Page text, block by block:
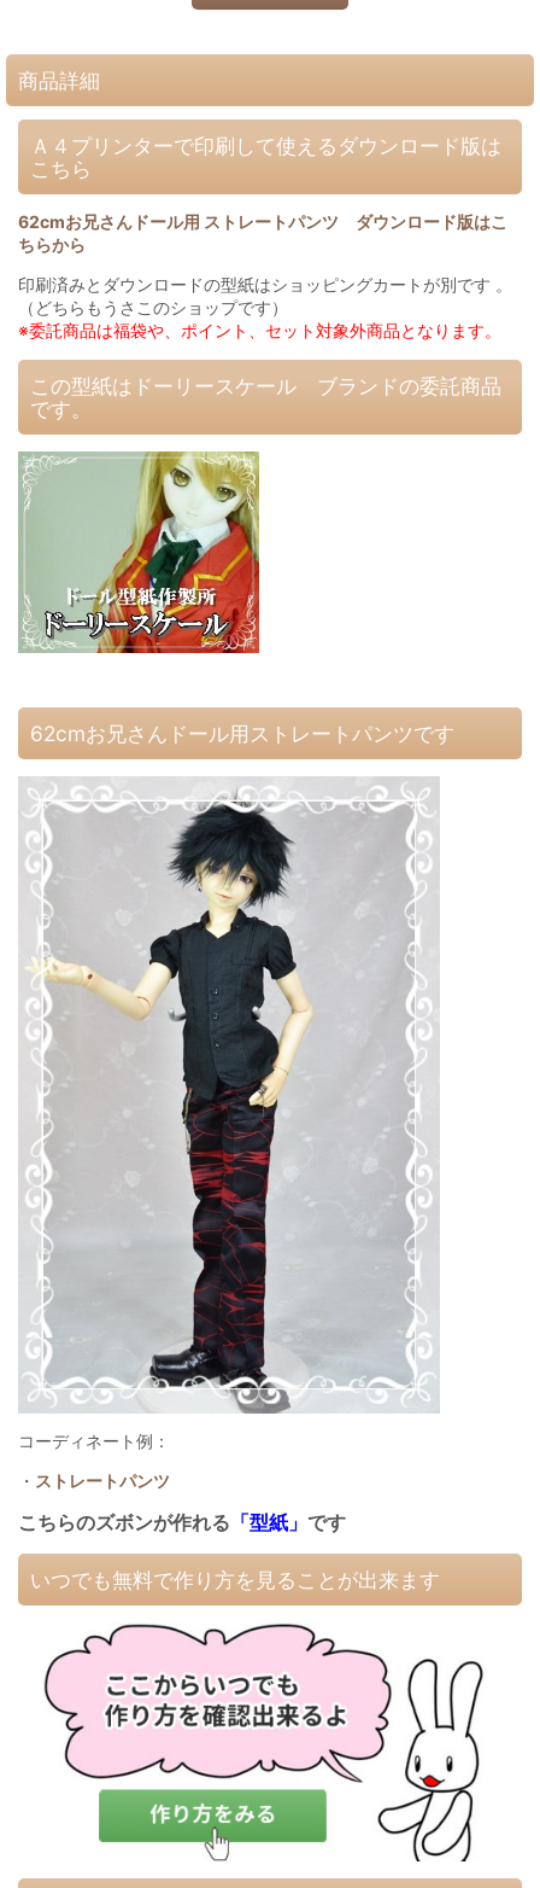
商品詳細
Ａ４プリンターで印刷して使えるダウンロード版は
こちら
62cmお兄さんドール用 ストレートパンツ ダウンロード版はこ
ちらから
印刷済みとダウンロードの型紙はショッピングカートが別です 。
（どちらもうさこのショップです）
※委託商品は福袋や、ポイント、セット対象外商品となります。
この型紙はドーリースケール ブランドの委託商品
です。
62cmお兄さんドール用ストレートパンツです
コーディネート例：
・ ストレートパンツ
こちらのズボンが作れる 「型紙」 です
いつでも無料で作り方を見ることが出来ます